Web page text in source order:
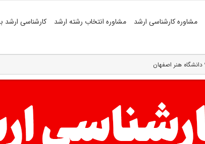
مشاوره کارشناسی ارشد مشاوره انتخاب رشته ارشد کارشناسی ارشد